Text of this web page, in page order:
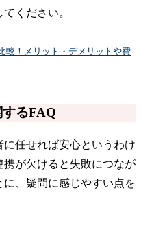
ください。
較！メリット・デメリットや費
るFAQ
任せれば安心というわけ
が欠けると失敗につなが
、疑問に感じやすい点を